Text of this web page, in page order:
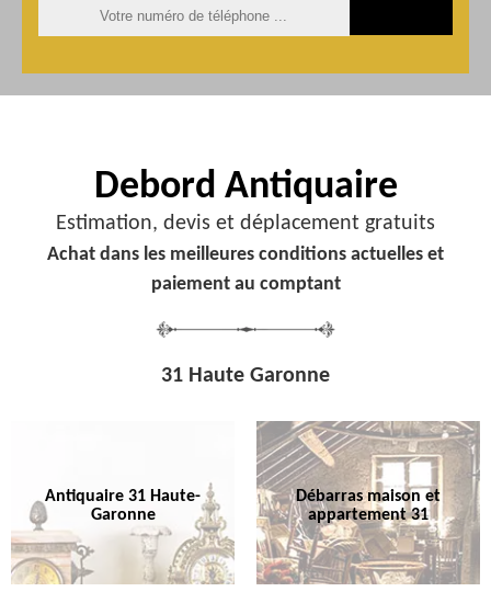
Debord Antiquaire
Estimation, devis et déplacement gratuits
Achat dans les meilleures conditions actuelles et
paiement au comptant
31 Haute Garonne
Antiquaire 31 Haute-
Garonne
Débarras maison et
appartement 31